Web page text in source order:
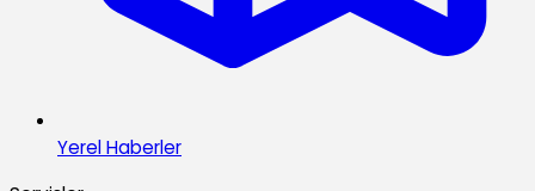
Yerel Haberler